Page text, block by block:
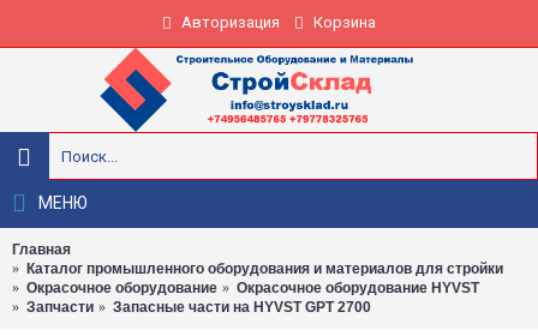
Авторизация Корзина
МЕНЮ
Главная
Каталог промышленного оборудования и материалов для стройки
Окрасочное оборудование
Окрасочное оборудование HYVST
Запчасти
Запасные части на HYVST GPT 2700